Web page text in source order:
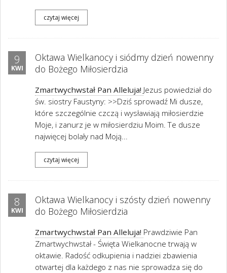
czytaj więcej
9
KWI
Oktawa Wielkanocy i siódmy dzień nowenny
do Bożego Miłosierdzia
Zmartwychwstał Pan Alleluja! Jezus powiedział do
św. siostry Faustyny: >>Dziś sprowadź Mi dusze,
które szczególnie czczą i wysławiają miłosierdzie
Moje, i zanurz je w miłosierdziu Moim. Te dusze
najwięcej bolały nad Moją...
czytaj więcej
8
KWI
Oktawa Wielkanocy i szósty dzień nowenny
do Bożego Miłosierdzia
Zmartwychwstał Pan Alleluja! Prawdziwie Pan
Zmartwychwstał - Święta Wielkanocne trwają w
oktawie. Radość odkupienia i nadziei zbawienia
otwartej dla każdego z nas nie sprowadza się do